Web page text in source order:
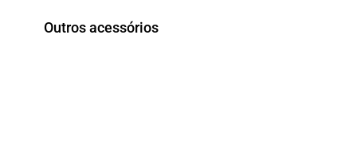
Outros acessórios